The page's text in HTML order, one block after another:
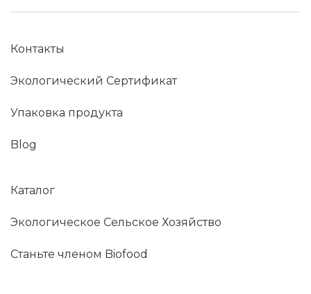
Контакты
Экологический Сертификат
Упаковка продукта
Blog
Каталог
Экологическое Сельское Хозяйство
Станьте членом Biofood